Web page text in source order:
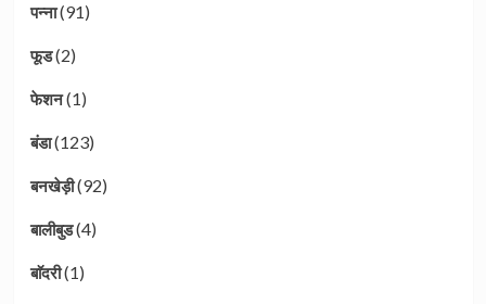
पन्ना(91)
फूड(2)
फेशन(1)
बंडा(123)
बनखेड़ी(92)
बालीबुड(4)
बाॅदरी(1)